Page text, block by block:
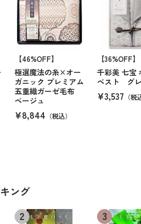
【46%OFF】
極選魔法の糸×オー
ガニック プレミアム
五重織ガーゼ毛布
ベージュ
¥8,844 （税込）
【36%OFF】
千彩美 七宝
ベスト グ
¥3,537 （税
ング